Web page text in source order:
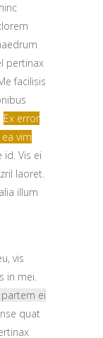
pertinax
facilisis
Ex error
vim
Vis ei
laoret.
illum
vis
in mei.
ei
quat